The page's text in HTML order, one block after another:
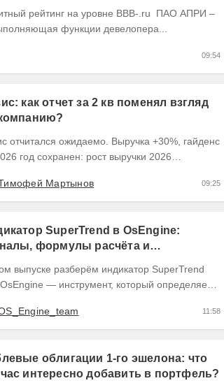
функции девелопера...
09:54
как отчет за 2 кв поменял взгляд
отчитался ожидаемо. Выручка +30%, гайденс
сохранен: рост выручки 2026
60%....Мартынов 09:25
SuperTrend в OsEngine:
формулы расчёта и
выпуске разберём индикатор SuperTrend
— инструмент, который определяет
11:58
облигации 1-го эшелона: что
интересно добавить в портфель?